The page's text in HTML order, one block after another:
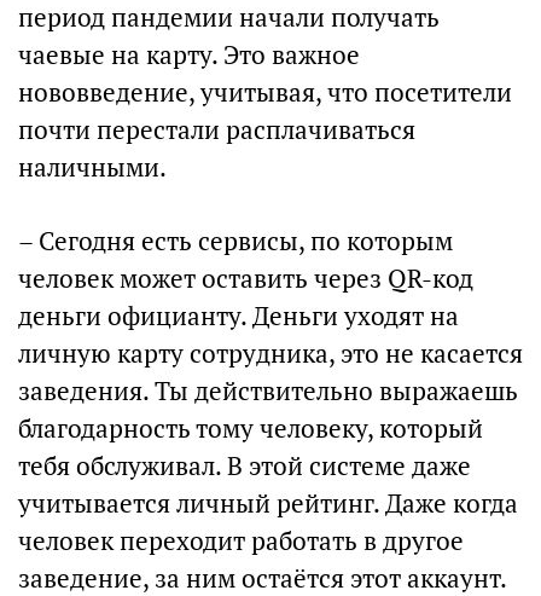
период пандемии начали получать
чаевые на карту. Это важное
нововведение, учитывая, что посетители
почти перестали расплачиваться
наличными.
– Сегодня есть сервисы, по которым
человек может оставить через QR-код
деньги официанту. Деньги уходят на
личную карту сотрудника, это не касается
заведения. Ты действительно выражаешь
благодарность тому человеку, который
тебя обслуживал. В этой системе даже
учитывается личный рейтинг. Даже когда
человек переходит работать в другое
заведение, за ним остаётся этот аккаунт.